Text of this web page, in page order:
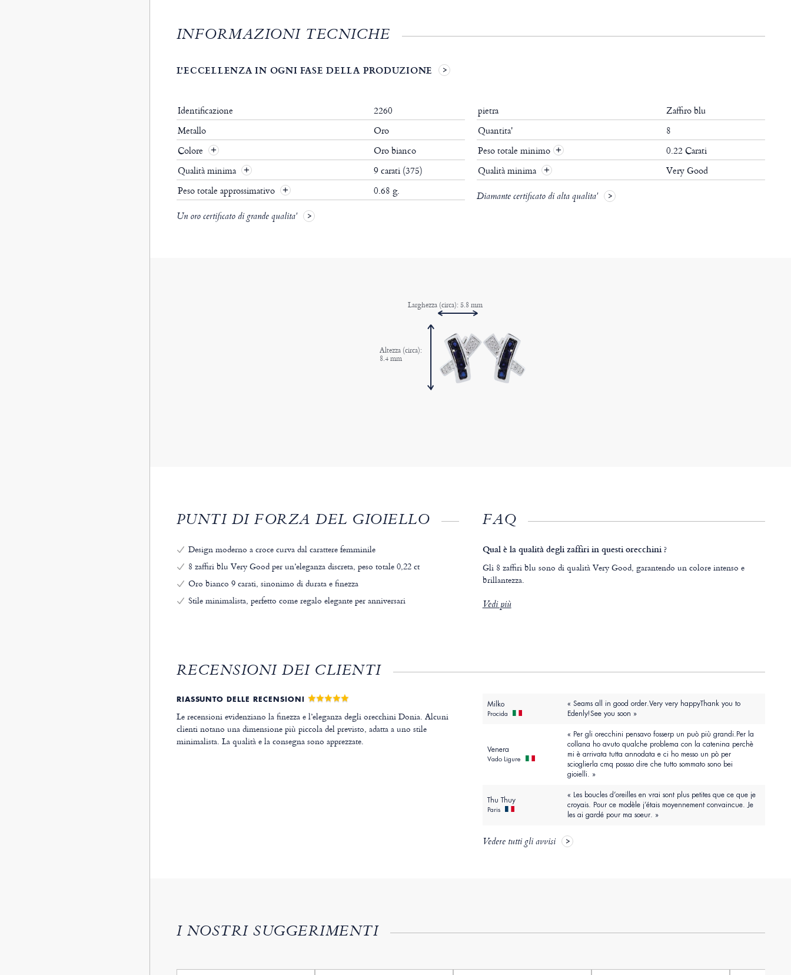
INFORMAZIONI TECNICHE
L'ECCELLENZA IN OGNI FASE DELLA PRODUZIONE
Identificazione
2260
Metallo
Oro
Colore
Oro bianco
Qualità minima
9 carati (375)
Peso totale approssimativo
0.68 g.
Un oro certificato di grande qualita'
pietra
Zaffiro blu
Quantita'
8
Peso totale minimo +
0.22 Carati
Qualità minima + Very Good
Diamante certificato di alta qualita'
Altezza (circa):
8.4 mm
Larghezza (circa): 5.8 mm
PUNTI DI FORZA DEL GIOIELLO
Design moderno a croce curva dal carattere femminile
8 zaffiri blu Very Good per un’eleganza discreta, peso totale 0,22 ct
Oro bianco 9 carati, sinonimo di durata e finezza
Stile minimalista, perfetto come regalo elegante per anniversari
FAQ
Qual è la qualità degli zaffiri in questi orecchini ?
Gli 8 zaffiri blu sono di qualità Very Good, garantendo un colore intenso e
brillantezza.
Vedi più
RECENSIONI DEI CLIENTI
RIASSUNTO DELLE RECENSIONI
Le recensioni evidenziano la finezza e l’eleganza degli orecchini Donia. Alcuni
clienti notano una dimensione più piccola del previsto, adatta a uno stile
minimalista. La qualità e la consegna sono apprezzate.
Milko
Procida
« Seams all in good order.Very very happyThank you to
Edenly!See you soon »
Venera
Vado Ligure
« Per gli orecchini pensavo fosserp un può più grandi.Per la
collana ho avuto qualche problema con la catenina perchè
mi è arrivata tutta annodata e ci ho messo un pò per
scioglierla cmq possso dire che tutto sommato sono bei
gioielli. »
Thu Thuy
Paris
« Les boucles d’oreilles en vrai sont plus petites que ce que je
croyais. Pour ce modèle j’étais moyennement convaincue. Je
les ai gardé pour ma soeur. »
Vedere tutti gli avvisi
I NOSTRI SUGGERIMENTI